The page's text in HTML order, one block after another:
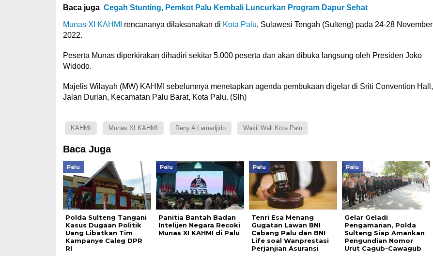
Baca juga Cegah Stunting, Pemkot Palu Kembali Luncurkan Program Dapur Sehat
Munas XI KAHMI rencananya dilaksanakan di Kota Palu, Sulawesi Tengah (Sulteng) pada 24-28 November
2022.
Peserta Munas diperkirakan dihadiri sekitar 5.000 peserta dan akan dibuka langsung oleh Presiden Joko
Widodo.
Majelis Wilayah (MW) KAHMI sebelumnya menetapkan agenda pembukaan digelar di Sriti Convention Hall,
Jalan Durian, Kecamatan Palu Barat, Kota Palu. (Slh)
KAHMI Munas XI KAHMI Reny A Lamadjido Wakil Wali Kota Palu
Baca Juga
Palu
Polda Sulteng Tangani
Kasus Dugaan Politik
Uang Libatkan Tim
Kampanye Caleg DPR
RI
Palu
Panitia Bantah Badan
Intelijen Negara Recoki
Munas XI KAHMI di Palu
Palu
Tenri Esa Menang
Gugatan Lawan BNI
Cabang Palu dan BNI
Life soal Wanprestasi
Perjanjian Asuransi
Palu
Gelar Geladi
Pengamanan, Polda
Sulteng Siap Amankan
Pengundian Nomor
Urut Cagub-Cawagub